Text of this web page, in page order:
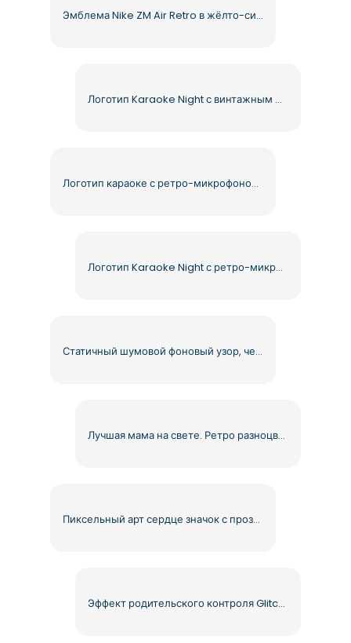
Эмблема Nike ZM Air Retro в жёлто-сине-красном цвете (бесплатно PNG)
Логотип Karaoke Night с винтажным микрофоном Бесплатно PNG
Логотип караоке с ретро-микрофоном и звездой Бесплатный PNG
Логотип Karaoke Night с ретро-микрофоном Бесплатно PNG
Статичный шумовой фоновый узор, черно-белая зернистая текстура, бесплатный PNG
Лучшая мама на свете. Ретро разноцветный текст. Бесплатный PNG.
Пиксельный арт сердце значок с прозрачным фоном бесплатно PNG
Эффект родительского контроля Glitch Free PNG